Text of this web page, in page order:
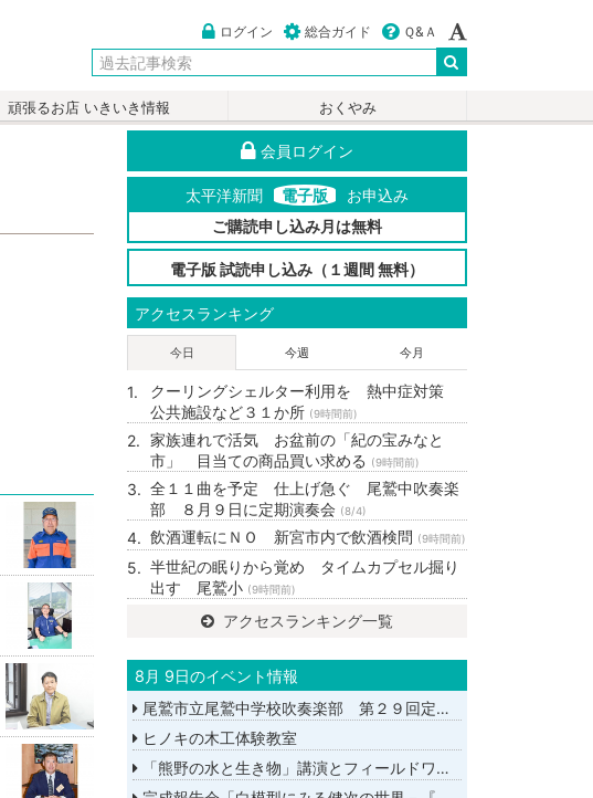
ログイン 総合ガイド Ｑ&Ａ
頑張るお店 いきいき情報 おくやみ
会員ログイン
太平洋新聞 電子版
お申込み
ご購読申し込み月は無料
電子版 試読申し込み（１週間 無料）
アクセスランキング
今日 今週 今月
クーリングシェルター利用を 熱中症対策
公共施設など３１か所 (9時間前)
家族連れで活気 お盆前の「紀の宝みなと
市」 目当ての商品買い求める
(9時間前)
全１１曲を予定 仕上げ急ぐ 尾鷲中吹奏楽
部 ８月９日に定期演奏会 (8/4)
飲酒運転にＮＯ 新宮市内で飲酒検問 (9時間前)
半世紀の眠りから覚め タイムカプセル掘り
出す 尾鷲小 (9時間前)
アクセスランキング一覧
8月 9日のイベント情報
尾鷲市立尾鷲中学校吹奏楽部 第２９回定期演奏会
ヒノキの木工体験教室
「熊野の水と生き物」講演とフィールドワーク